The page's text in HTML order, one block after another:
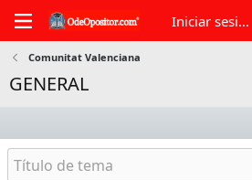
Iniciar sesión
Comunitat Valenciana
GENERAL